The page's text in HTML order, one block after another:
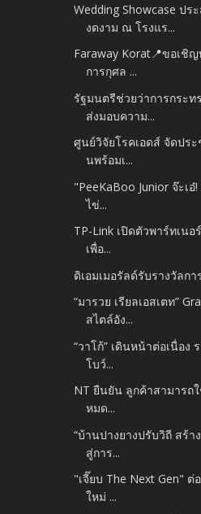
Wedding Showcase ปร
งดงาม ณ โรงแร...
Faraway Korat📍ขอเชิ
การกุศล ...
รัฐมนตรีช่วยว่าการกระ
ส่งมอบความ...
ศูนย์วิจัยโรคเอดส์ จัดปร
นพร้อมเ...
"PeeKaBoo Junior จ๊ะเ
ไข่...
TP-Link เปิดตัวพาร์ทเน
เพื่อ...
ดิเอมเมอรัลด์รับรางวัลก
“มารวย เรียลเอสเตท”
สไตล์อัง...
“วาโก้” เดินหน้าต่อเนื่อง
โบว์...
NT ยืนยัน ลูกค้าสามารถ
หมด...
“บ้านปางยางปรับวิถี สร้
สู่การ...
"เจี๊ยบ The Next Gen" ต่
ใหม่ ...